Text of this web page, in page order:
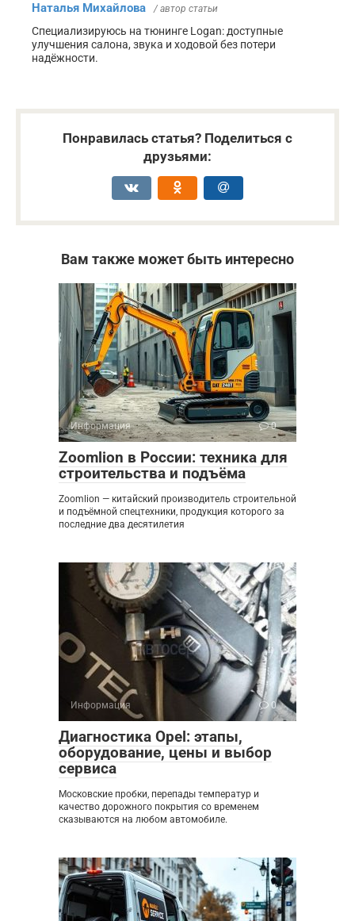
Наталья Михайлова / автор статьи
Специализируюсь на тюнинге Logan: доступные
улучшения салона, звука и ходовой без потери
надёжности.
Понравилась статья? Поделиться с
друзьями:
Вам также может быть интересно
Информация 0
Zoomlion в России: техника для
строительства и подъёма
Zoomlion — китайский производитель строительной
и подъёмной спецтехники, продукция которого за
последние два десятилетия
Информация 0
Диагностика Opel: этапы,
оборудование, цены и выбор
сервиса
Московские пробки, перепады температур и
качество дорожного покрытия со временем
сказываются на любом автомобиле.